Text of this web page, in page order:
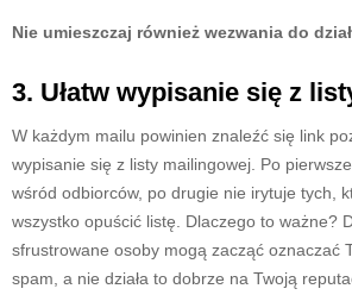
Nie umieszczaj również wezwania do
3. Ułatw wypisanie się z
W każdym mailu powinien znaleźć się link
wypisanie się z listy mailingowej. Po
wśród odbiorców, po drugie nie irytuje tych,
wszystko opuścić listę. Dlaczego to ważne?
sfrustrowane osoby mogą zacząć oznaczać
spam, a nie działa to dobrze na Twoją